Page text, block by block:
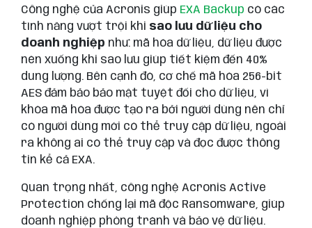
Công nghệ của Acronis giúp EXA Backup có các
tính năng vượt trội khi sao lưu dữ liệu cho
doanh nghiệp như: mã hóa dữ liệu, dữ liệu được
nén xuống khi sao lưu giúp tiết kiệm đến 40%
dung lượng. Bên cạnh đó, cơ chế mã hóa 256-bit
AES đảm bảo bảo mật tuyệt đối cho dữ liệu, vì
khóa mã hóa được tạo ra bởi người dùng nên chỉ
có người dùng mới có thể truy cập dữ liệu, ngoài
ra không ai có thể truy cập và đọc được thông
tin kể cả EXA.
Quan trọng nhất, công nghệ Acronis Active
Protection chống lại mã độc Ransomware, giúp
doanh nghiệp phòng tránh và bảo vệ dữ liệu.